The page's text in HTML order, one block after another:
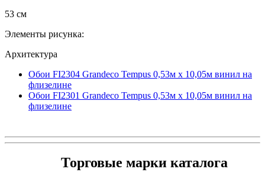
53 см
Элементы рисунка:
Архитектура
Обои FI2304 Grandeco Tempus 0,53м x 10,05м винил на
флизелине
Обои FI2301 Grandeco Tempus 0,53м x 10,05м винил на
флизелине
Торговые марки каталога